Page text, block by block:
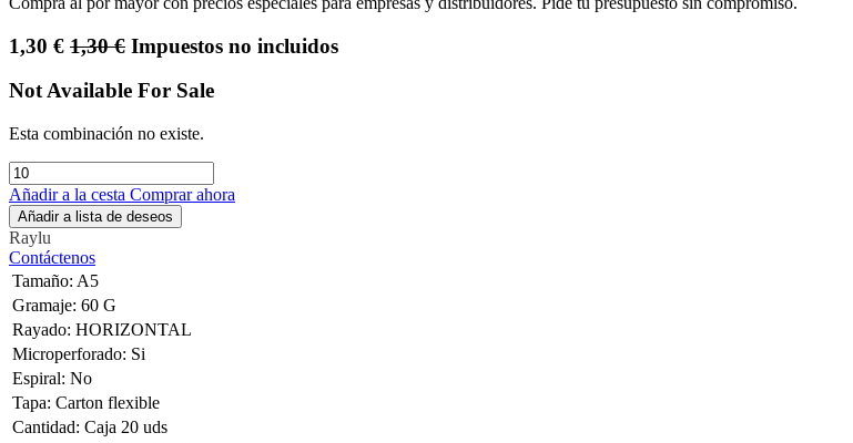
1,30 € 1,30€ Impuestos no incluidos
Not Available For Sale
Esta combinación no existe.
Añadir a la cesta Comprar ahora
Añadir a lista de deseos
Raylu
Contáctenos
Tamaño: A5
Gramaje: 60 G
Rayado: HORIZONTAL
Microperforado: Si
Espiral: No
Tapa: Carton flexible
Cantidad: Caja 20 uds